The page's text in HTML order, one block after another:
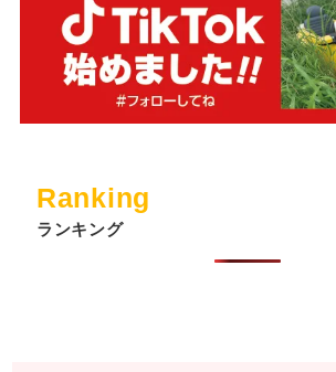
Ranking
ランキング